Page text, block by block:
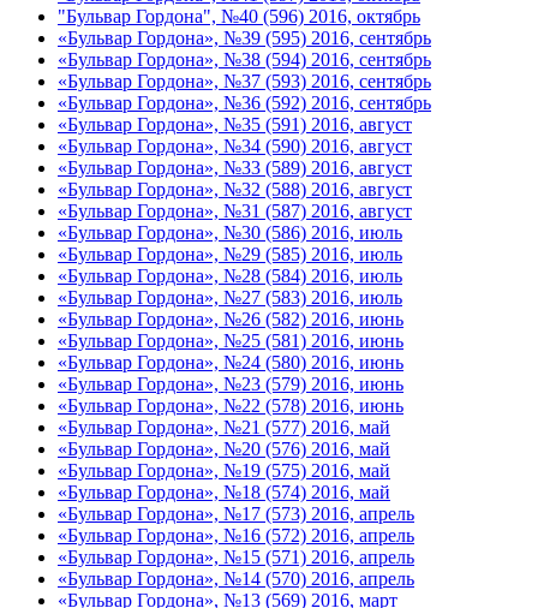
"Бульвар Гордона", №40 (596) 2016, октябрь
«Бульвар Гордона», №39 (595) 2016, сентябрь
«Бульвар Гордона», №38 (594) 2016, сентябрь
«Бульвар Гордона», №37 (593) 2016, сентябрь
«Бульвар Гордона», №36 (592) 2016, сентябрь
«Бульвар Гордона», №35 (591) 2016, август
«Бульвар Гордона», №34 (590) 2016, август
«Бульвар Гордона», №33 (589) 2016, август
«Бульвар Гордона», №32 (588) 2016, август
«Бульвар Гордона», №31 (587) 2016, август
«Бульвар Гордона», №30 (586) 2016, июль
«Бульвар Гордона», №29 (585) 2016, июль
«Бульвар Гордона», №28 (584) 2016, июль
«Бульвар Гордона», №27 (583) 2016, июль
«Бульвар Гордона», №26 (582) 2016, июнь
«Бульвар Гордона», №25 (581) 2016, июнь
«Бульвар Гордона», №24 (580) 2016, июнь
«Бульвар Гордона», №23 (579) 2016, июнь
«Бульвар Гордона», №22 (578) 2016, июнь
«Бульвар Гордона», №21 (577) 2016, май
«Бульвар Гордона», №20 (576) 2016, май
«Бульвар Гордона», №19 (575) 2016, май
«Бульвар Гордона», №18 (574) 2016, май
«Бульвар Гордона», №17 (573) 2016, апрель
«Бульвар Гордона», №16 (572) 2016, апрель
«Бульвар Гордона», №15 (571) 2016, апрель
«Бульвар Гордона», №14 (570) 2016, апрель
«Бульвар Гордона», №13 (569) 2016, март